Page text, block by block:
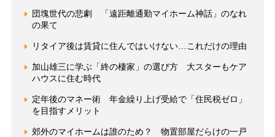
団塊世代の悲劇 「遠距離通勤マイホーム神話」のなれ
の果て
リタイア後は賃貸に住んではいけない…これだけの理由
加山雄三に学ぶ「終の棲家」の選び方 大スターもケア
ハウスに住む時代
定年後のマネー術 年金繰り上げ受給で「住民税ゼロ」
を目指すメリット
郊外のマイホームは誰のため？ 物置部屋だらけの一戸